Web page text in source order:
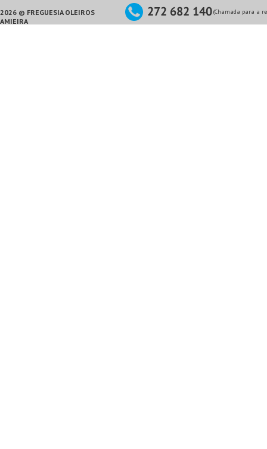
2026 © FREGUESIA OLEIROS
AMIEIRA
(Chamada para a